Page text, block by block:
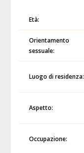
Età:
Orientamento
sessuale:
Luogo di residenza:
Aspetto:
Occupazione: